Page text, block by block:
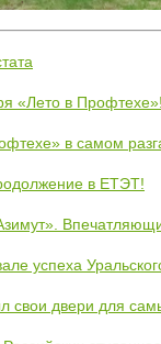
«Лето в Профтехе»!
в самом
в ЕТЭТ!
успеха
двери для